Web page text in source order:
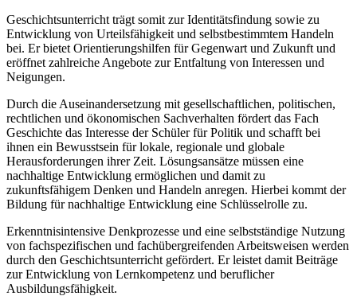
Geschichtsunterricht trägt somit zur Identitätsfindung sowie zu
Entwicklung von Urteilsfähigkeit und selbstbestimmtem Handeln
bei. Er bietet Orientierungshilfen für Gegenwart und Zukunft und
eröffnet zahlreiche Angebote zur Entfaltung von Interessen und
Neigungen.
Durch die Auseinandersetzung mit gesellschaftlichen, politischen,
rechtlichen und ökonomischen Sachverhalten fördert das Fach
Geschichte das Interesse der Schüler für Politik und schafft bei
ihnen ein Bewusstsein für lokale, regionale und globale
Herausforderungen ihrer Zeit. Lösungsansätze müssen eine
nachhaltige Entwicklung ermöglichen und damit zu
zukunftsfähigem Denken und Handeln anregen. Hierbei kommt der
Bildung für nachhaltige Entwicklung eine Schlüsselrolle zu.
Erkenntnisintensive Denkprozesse und eine selbstständige Nutzung
von fachspezifischen und fachübergreifenden Arbeitsweisen werden
durch den Geschichtsunterricht gefördert. Er leistet damit Beiträge
zur Entwicklung von Lernkompetenz und beruflicher
Ausbildungsfähigkeit.